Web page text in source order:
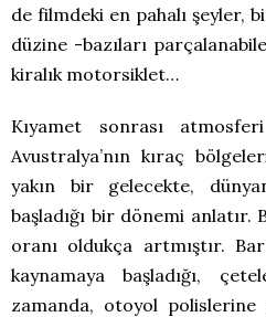
de filmdeki en pahalı şeyler,
düzine -bazıları
kiralık motorsiklet…
Kıyamet sonrası
Avustralya’nın kıraç
yakın bir gelecekte,
başladığı bir dönemi anlatır.
oranı oldukça artmıştır.
kaynamaya başladığı,
zamanda, otoyol